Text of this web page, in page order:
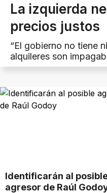
La izquierda
precios justos
“El gobierno no tiene
alquileres son
Identificarán al
agresor de Raúl